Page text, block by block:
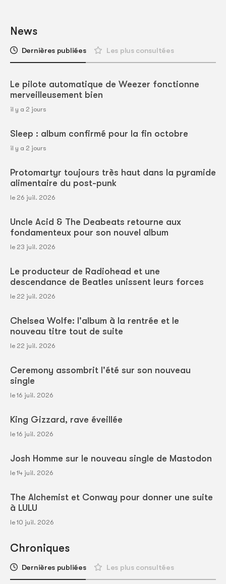
News
Dernières publiées Les plus consultées
Le pilote automatique de Weezer fonctionne
merveilleusement bien
il y a 2 jours
Sleep : album confirmé pour la fin octobre
il y a 2 jours
Protomartyr toujours très haut dans la pyramide
alimentaire du post-punk
le 26 juil. 2026
Uncle Acid & The Deabeats retourne aux
fondamenteux pour son nouvel album
le 23 juil. 2026
Le producteur de Radiohead et une
descendance de Beatles unissent leurs forces
le 22 juil. 2026
Chelsea Wolfe: l'album à la rentrée et le
nouveau titre tout de suite
le 22 juil. 2026
Ceremony assombrit l'été sur son nouveau
single
le 16 juil. 2026
King Gizzard, rave éveillée
le 16 juil. 2026
Josh Homme sur le nouveau single de Mastodon
le 14 juil. 2026
The Alchemist et Conway pour donner une suite
à LULU
le 10 juil. 2026
Chroniques
Dernières publiées Les plus consultées